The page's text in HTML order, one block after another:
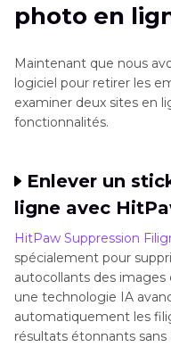
photo en
Maintenant que nous
logiciel pour retirer les
examiner deux sites en
fonctionnalités.
Enlever un
ligne avec
HitPaw Suppression
spécialement pour
autocollants des
une technologie IA
automatiquement les
résultats étonnants